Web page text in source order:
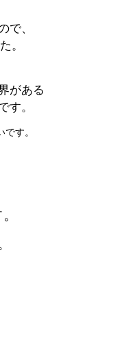
で、
。
がある
す。
す。